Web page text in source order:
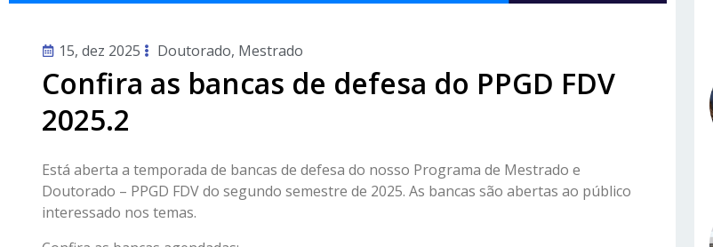
15, dez 2025 Doutorado, Mestrado
Confira as bancas de defesa do PPGD FDV
2025.2
Está aberta a temporada de bancas de defesa do nosso Programa de Mestrado e
Doutorado – PPGD FDV do segundo semestre de 2025. As bancas são abertas ao público
interessado nos temas.